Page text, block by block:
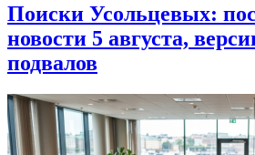
Поиски Усольцевых:
новости 5 августа,
подвалов